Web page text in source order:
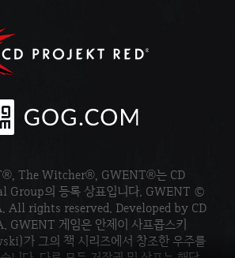
The Witcher®, GWENT®는 CD
Group의 등록 상표입니다. GWENT ©
All rights reserved. Developed by CD
GWENT 게임은 안제이 사프콥스키
가 그의 책 시리즈에서 창조한 우주를